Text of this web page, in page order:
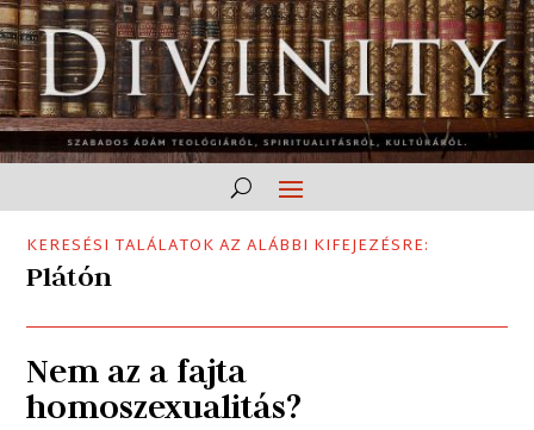
KERESÉSI TALÁLATOK AZ ALÁBBI KIFEJEZÉSRE:
Plátón
Nem az a fajta
homoszexualitás?